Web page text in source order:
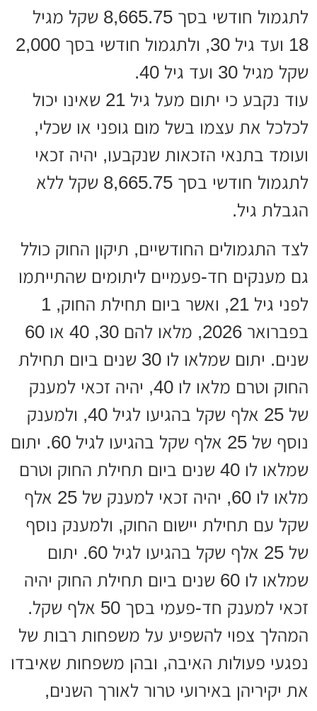
לתגמול חודשי בסך 8,665.75 שקל מגיל
18 ועד גיל 30, ולתגמול חודשי בסך 2,000
שקל מגיל 30 ועד גיל 40.
עוד נקבע כי יתום מעל גיל 21 שאינו יכול
לכלכל את עצמו בשל מום גופני או שכלי,
ועומד בתנאי הזכאות שנקבעו, יהיה זכאי
לתגמול חודשי בסך 8,665.75 שקל ללא
הגבלת גיל.
לצד התגמולים החודשיים, תיקון החוק כולל
גם מענקים חד-פעמיים ליתומים שהתייתמו
לפני גיל 21, ואשר ביום תחילת החוק, 1
בפברואר 2026, מלאו להם 30, 40 או 60
שנים. יתום שמלאו לו 30 שנים ביום תחילת
החוק וטרם מלאו לו 40, יהיה זכאי למענק
של 25 אלף שקל בהגיעו לגיל 40, ולמענק
נוסף של 25 אלף שקל בהגיעו לגיל 60. יתום
שמלאו לו 40 שנים ביום תחילת החוק וטרם
מלאו לו 60, יהיה זכאי למענק של 25 אלף
שקל עם תחילת יישום החוק, ולמענק נוסף
של 25 אלף שקל בהגיעו לגיל 60. יתום
שמלאו לו 60 שנים ביום תחילת החוק יהיה
זכאי למענק חד-פעמי בסך 50 אלף שקל.
המהלך צפוי להשפיע על משפחות רבות של
נפגעי פעולות האיבה, ובהן משפחות שאיבדו
את יקיריהן באירועי טרור לאורך השנים,